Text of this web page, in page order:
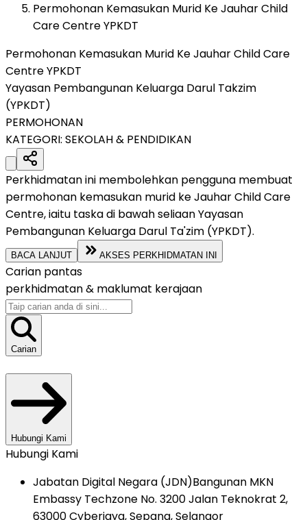
Permohonan Kemasukan Murid Ke Jauhar Child
Care Centre YPKDT
Permohonan Kemasukan Murid Ke Jauhar Child Care
Centre YPKDT
Yayasan Pembangunan Keluarga Darul Takzim
(YPKDT)
PERMOHONAN
KATEGORI: SEKOLAH & PENDIDIKAN
Perkhidmatan ini membolehkan pengguna membuat
permohonan kemasukan murid ke Jauhar Child Care
Centre, iaitu taska di bawah seliaan Yayasan
Pembangunan Keluarga Darul Ta'zim (YPKDT).
BACA LANJUT AKSES PERKHIDMATAN INI
Carian pantas
perkhidmatan & maklumat kerajaan
Carian
Hubungi Kami
Hubungi Kami
Jabatan Digital Negara (JDN)Bangunan MKN
Embassy Techzone No. 3200 Jalan Teknokrat 2,
63000 Cyberjaya, Sepang, Selangor